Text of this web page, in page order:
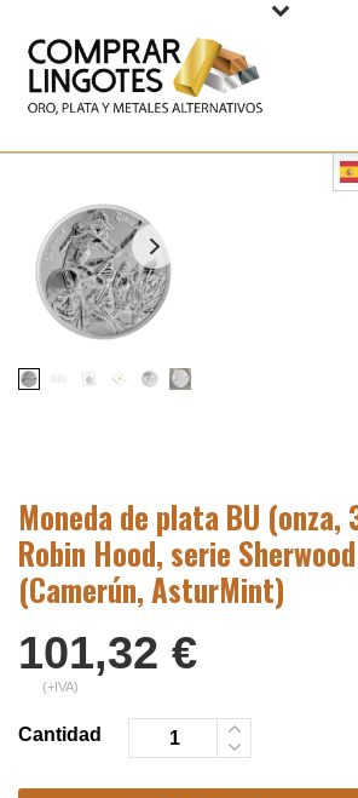
Moneda de plata BU (onza,
Robin Hood, serie
(Camerún, AsturMint)
101,32 €
(+IVA)
Cantidad